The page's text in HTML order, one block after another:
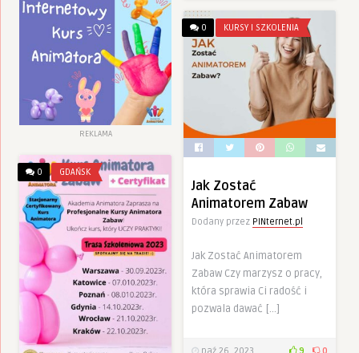
REKLAMA
0 KURSY I SZKOLENIA
Jak Zostać
Animatorem Zabaw
Dodany przez PINternet.pl
Jak Zostać Animatorem
Zabaw Czy marzysz o pracy,
która sprawia Ci radość i
pozwala dawać […]
0 GDAŃSK